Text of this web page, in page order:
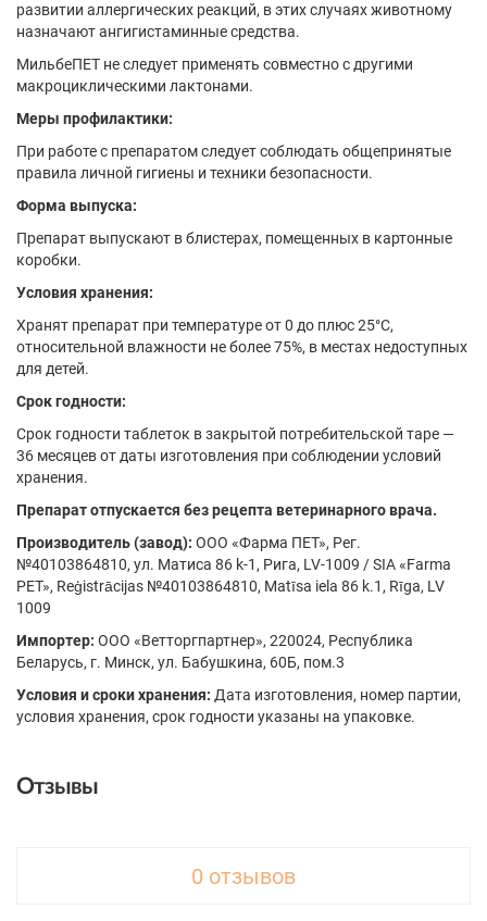
развитии аллергических реакций, в этих случаях животному
назначают ангигистаминные средства.
МильбеПЕТ не следует применять совместно с другими
макроциклическими лактонами.
Меры профилактики:
При работе с препаратом следует соблюдать общепринятые
правила личной гигиены и техники безопасности.
Форма выпуска:
Препарат выпускают в блистерах, помещенных в картонные
коробки.
Условия хранения:
Хранят препарат при температуре от 0 до плюс 25°С,
относительной влажности не более 75%, в местах недоступных
для детей.
Срок годности:
Срок годности таблеток в закрытой потребительской таре —
36 месяцев от даты изготовления при соблюдении условий
хранения.
Препарат отпускается без рецепта ветеринарного врача.
Производитель (завод): ООО «Фарма ПЕТ», Рег.
№40103864810, ул. Матиса 86 k-1, Рига, LV-1009 / SIA «Farma
PET», Reģistrācijas №40103864810, Matīsa iela 86 k.1, Rīga, LV
1009
Импортер: ООО «Ветторгпартнер», 220024, Республика
Беларусь, г. Минск, ул. Бабушкина, 60Б, пом.3
Условия и сроки хранения: Дата изготовления, номер партии,
условия хранения, срок годности указаны на упаковке.
Отзывы
0 отзывов